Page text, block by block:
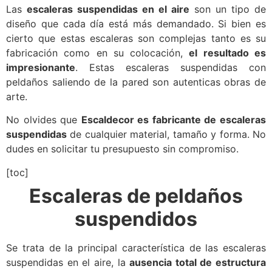
Las escaleras suspendidas en el aire son un tipo de
diseño que cada día está más demandado. Si bien es
cierto que estas escaleras son complejas tanto es su
fabricación como en su colocación,el resultado es
impresionante. Estas escaleras suspendidas con
peldaños saliendo de la pared son autenticas obras de
arte.
No olvides que Escaldecor es fabricante de escaleras
suspendidas de cualquier material, tamaño y forma. No
dudes en solicitar tu presupuesto sin compromiso.
[toc]
Escaleras de peldaños
suspendidos
Se trata de la principal característica de las escaleras
suspendidas en el aire, laausencia total de estructura